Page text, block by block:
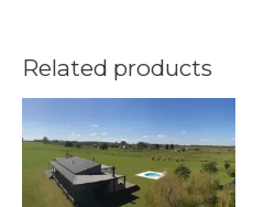
Related products